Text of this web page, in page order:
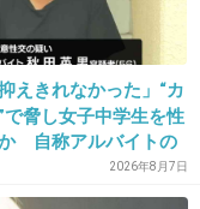
-3
抑えきれなかった」“カ
で脅し女子中学生を性
自称アルバイトの
2026年8月7日